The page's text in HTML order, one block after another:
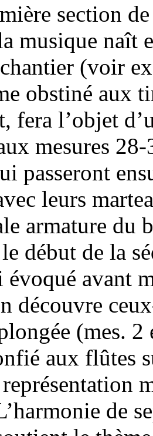
section
musique naît
(voir
obstiné aux
fera l’objet
mesures
passeront
leurs
armature du
début de la
avant
découvre
(mes.
aux flûtes
de